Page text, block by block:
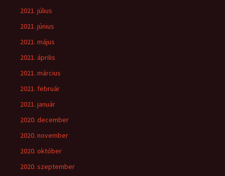
2021. július
2021. június
2021. május
2021. április
2021. március
2021. február
2021. január
2020. december
2020. november
2020. október
2020. szeptember